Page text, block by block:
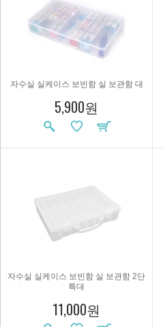
자수실 실케이스 보빈함 실 보관함 대
5,900원
자수실 실케이스 보빈함 실 보관함 2단
특대
11,000원